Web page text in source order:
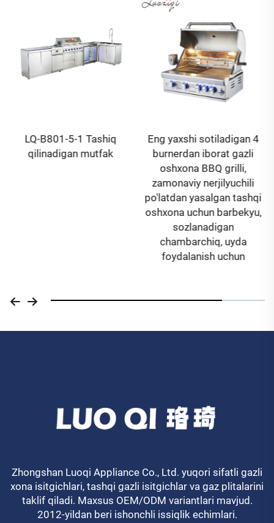
LQ-B801-5-1 Tashiq
qilinadigan mutfak
Eng yaxshi sotiladigan 4
burnerdan iborat gazli
oshxona BBQ grilli,
zamonaviy nerjilyuchili
po'latdan yasalgan tashqi
oshxona uchun barbekyu,
sozlanadigan
chambarchiq, uyda
foydalanish uchun
Zhongshan Luoqi Appliance Co., Ltd. yuqori sifatli gazli
xona isitgichlari, tashqi gazli isitgichlar va gaz plitalarini
taklif qiladi. Maxsus OEM/ODM variantlari mavjud.
2012-yildan beri ishonchli issiqlik echimlari.